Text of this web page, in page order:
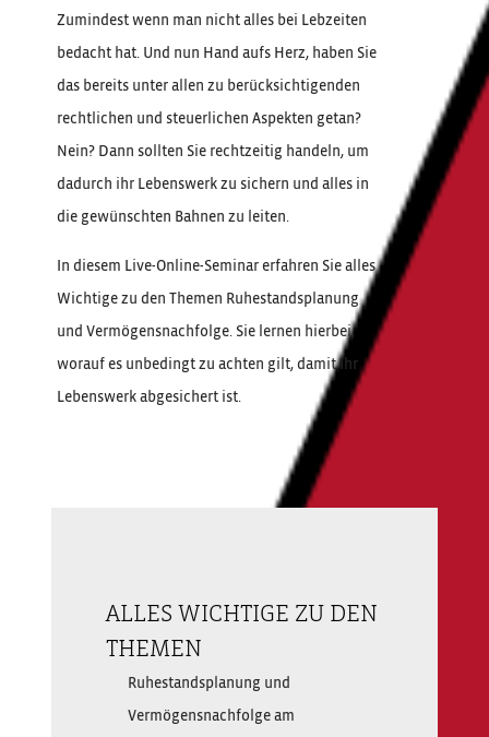
Zumindest wenn man nicht alles bei Lebzeiten
bedacht hat. Und nun Hand aufs Herz, haben Sie
das bereits unter allen zu berücksichtigenden
rechtlichen und steuerlichen Aspekten getan?
Nein? Dann sollten Sie rechtzeitig handeln, um
dadurch ihr Lebenswerk zu sichern und alles in
die gewünschten Bahnen zu leiten.
In diesem Live-Online-Seminar erfahren Sie alles
Wichtige zu den Themen Ruhestandsplanung
und Vermögensnachfolge. Sie lernen hierbei,
worauf es unbedingt zu achten gilt, damit Ihr
Lebenswerk abgesichert ist.
ALLES WICHTIGE ZU DEN
THEMEN
Ruhestandsplanung und
Vermögensnachfolge am